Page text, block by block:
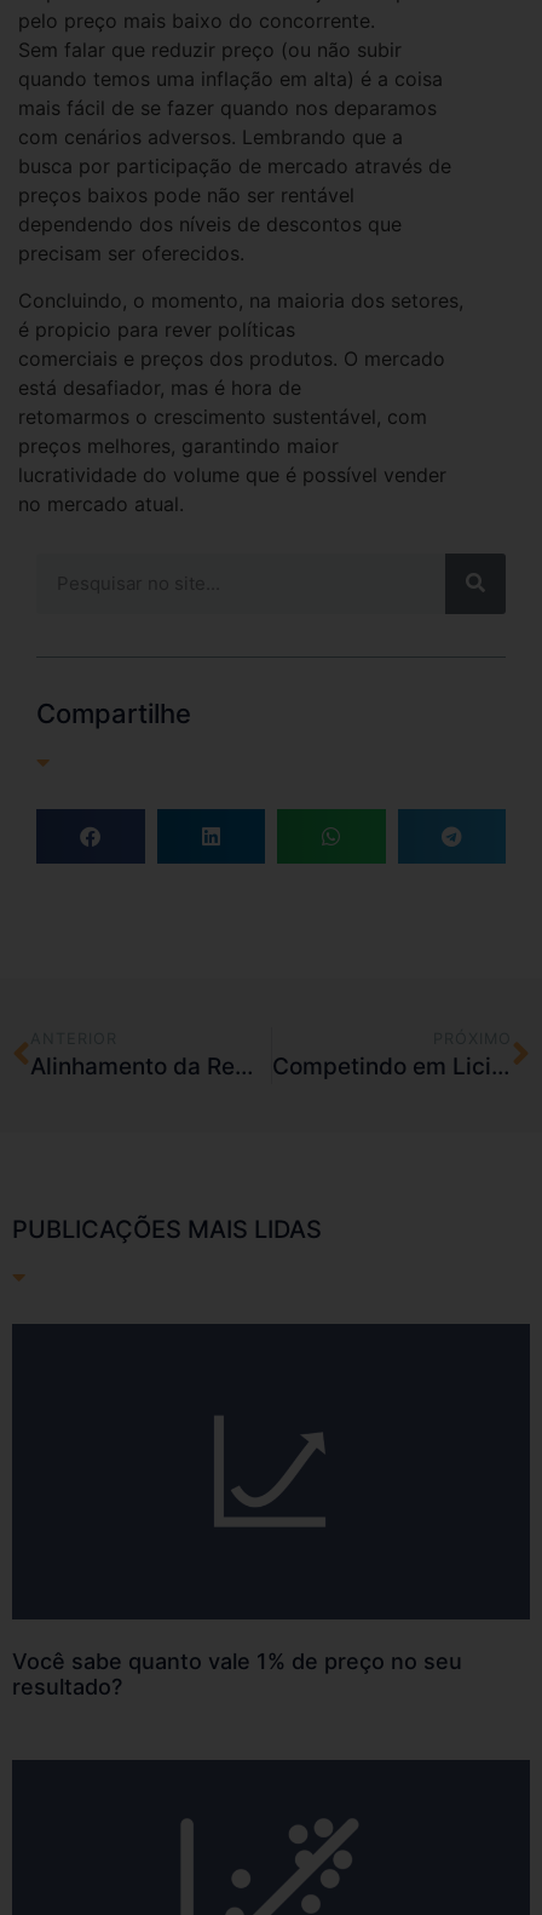
pelo preço mais baixo do concorrente.
Sem falar que reduzir preço (ou não subir
quando temos uma inflação em alta) é a coisa
mais fácil de se fazer quando nos deparamos
com cenários adversos. Lembrando que a
busca por participação de mercado através de
preços baixos pode não ser rentável
dependendo dos níveis de descontos que
precisam ser oferecidos.
Concluindo, o momento, na maioria dos setores,
é propicio para rever políticas
comerciais e preços dos produtos. O mercado
está desafiador, mas é hora de
retomarmos o crescimento sustentável, com
preços melhores, garantindo maior
lucratividade do volume que é possível vender
no mercado atual.
Compartilhe
Alinhamento da Remuneração da Equipe Comercial com Objetivos Estratégicos da Empresa Competindo em Licitações e Leilões de Preço
PUBLICAÇÕES MAIS LIDAS
Você sabe quanto vale 1% de preço no seu
resultado?